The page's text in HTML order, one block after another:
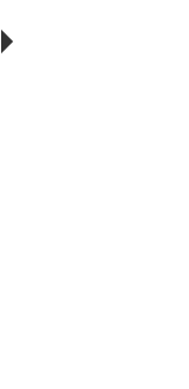
Octombrie